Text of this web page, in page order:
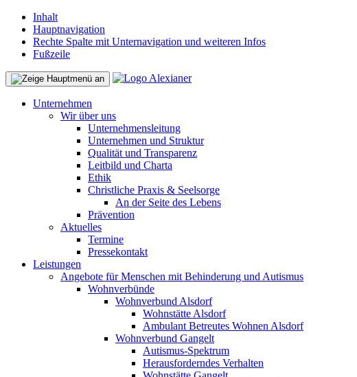
Inhalt
Hauptnavigation
Rechte Spalte mit Unternavigation und weiteren Infos
Fußzeile
Unternehmen
Wir über uns
Unternehmensleitung
Unternehmen und Struktur
Qualität und Transparenz
Leitbild und Charta
Ethik
Christliche Praxis & Seelsorge
An der Seite des Lebens
Prävention
Aktuelles
Termine
Pressekontakt
Leistungen
Angebote für Menschen mit Behinderung und Autismus
Wohnverbünde
Wohnverbund Alsdorf
Wohnstätte Alsdorf
Ambulant Betreutes Wohnen Alsdorf
Wohnverbund Gangelt
Autismus-Spektrum
Herausforderndes Verhalten